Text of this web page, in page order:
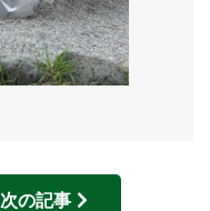
次の記事